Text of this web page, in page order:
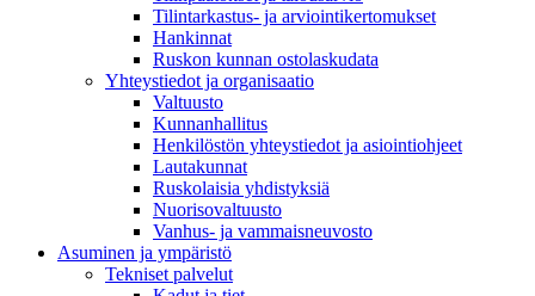
Tilintarkastus- ja arviointikertomukset
Hankinnat
Ruskon kunnan ostolaskudata
Yhteystiedot ja organisaatio
Valtuusto
Kunnanhallitus
Henkilöstön yhteystiedot ja asiointiohjeet
Lautakunnat
Ruskolaisia yhdistyksiä
Nuorisovaltuusto
Vanhus- ja vammaisneuvosto
Asuminen ja ympäristö
Tekniset palvelut